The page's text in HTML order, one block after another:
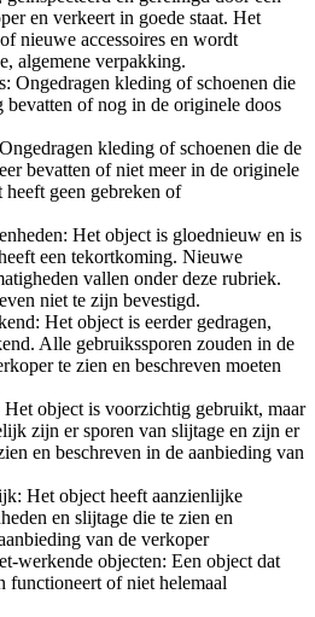
en verkeert in goede staat. Het
nieuwe accessoires en wordt
algemene verpakking.
Ongedragen kleding of schoenen die
bevatten of nog in de originele doos
kleding of schoenen die de
bevatten of niet meer in de originele
geen gebreken of
Het object is gloednieuw en is
een tekortkoming. Nieuwe
vallen onder deze rubriek.
niet te zijn bevestigd.
Het object is eerder gedragen,
Alle gebruikssporen zouden in de
te zien en beschreven moeten
Het object is voorzichtig gebruikt, maar
zijn er sporen van slijtage en zijn er
en beschreven in de aanbieding van
Het object heeft aanzienlijke
en slijtage die te zien en
van de verkoper
werkende objecten: Een object dat
functioneert of niet helemaal